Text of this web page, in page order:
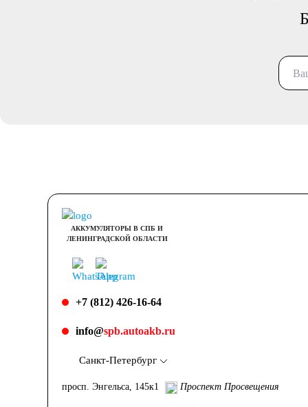
АККУМУЛЯТОРЫ В СПБ И
ЛЕНИНГРАДСКОЙ ОБЛАСТИ
+7 (812) 426-16-64
info@spb.autoakb.ru
Санкт-Петербург
просп. Энгельса, 145к1 Проспект Просвещения